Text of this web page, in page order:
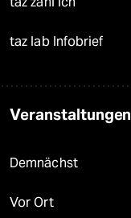
taz lab Infobrief
Veranstaltungen
Demnächst
Vor Ort